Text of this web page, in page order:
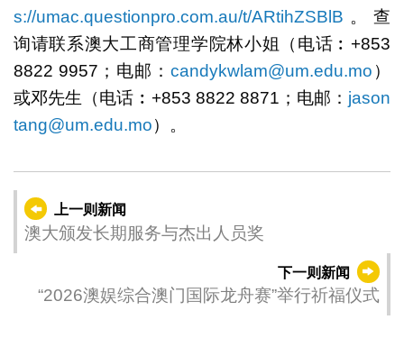
s://umac.questionpro.com.au/t/ARtihZSBlB 。查
询请联系澳大工商管理学院林小姐（电话︰+853
8822 9957；电邮：candykwlam@um.edu.mo ）
或邓先生（电话︰+853 8822 8871；电邮： jason
tang@um.edu.mo）。
上一则新闻
澳大颁发长期服务与杰出人员奖
下一则新闻
“2026澳娱综合澳门国际龙舟赛”举行祈福仪式